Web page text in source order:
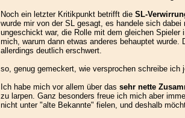
Noch ein letzter Kritikpunkt betrifft die SL-
wurde mir von der SL gesagt, es handele sich
ungeschickt war, die Rolle mit dem gleichen
mich, warum dann etwas anderes behauptet
allerdings deutlich erschwert.
so, genug gemeckert, wie versprochen schreibe
Ich habe mich vor allem über das sehr nette
zu larpen. Ganz besonders freue ich mich aber
nicht unter "alte Bekannte" fielen, und deshalb